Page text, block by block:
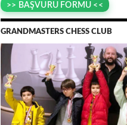
>> BAŞVURU FORMU <<
GRANDMASTERS CHESS CLUB